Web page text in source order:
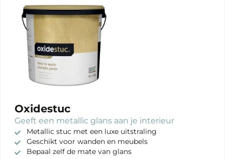
Oxidestuc
Geeft een metallic glans aan je interieur
Metallic stuc met een luxe uitstraling
Geschikt voor wanden en meubels
Bepaal zelf de mate van glans